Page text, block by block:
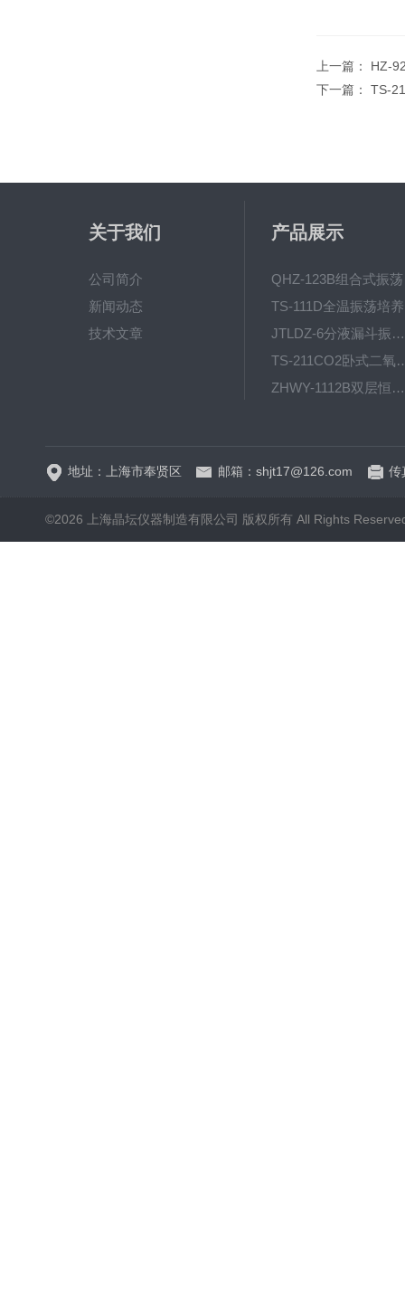
上一篇： HZ-
下一篇： TS-
关于我们
公司简介
新闻动态
技术文章
产品展示
JTLDZ-6分液漏斗振荡器
TS-211CO2卧式
ZHWY-1112B双层恒温培养摇床
地址：上海市奉贤区 邮箱：shjt17@126.com 传
©2026 上海晶坛仪器制造有限公司 版权所有 All Rights